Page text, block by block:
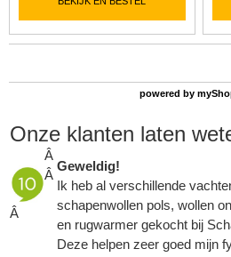
powered by
Onze klanten laten
Â
Â
Â
Geweldig!
Ik heb al verschillende
schapenwollen pols, wollen
en rugwarmer gekocht bij
Deze helpen zeer goed mijn